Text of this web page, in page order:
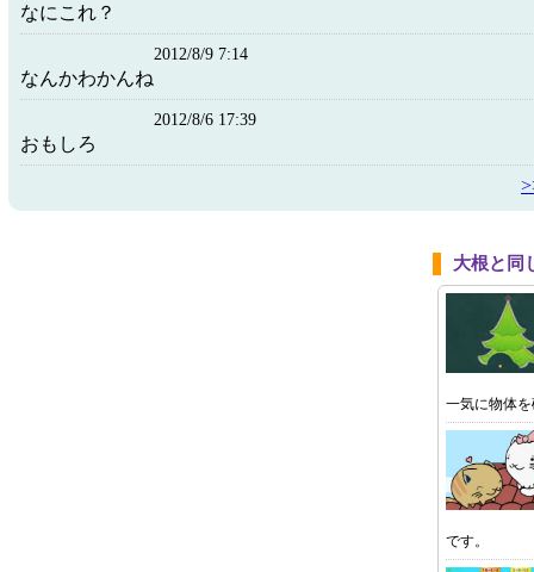
なにこれ？
2012/8/9 7:14
なんかわかんね
2012/8/6 17:39
おもしろ
大根と同
一気に物体
です。